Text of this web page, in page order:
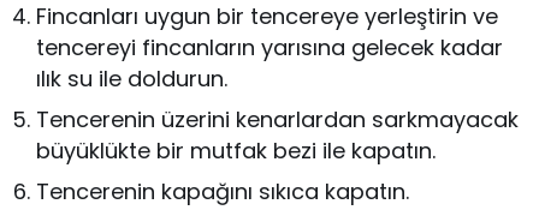
Fincanları uygun bir tencereye yerleştirin ve
tencereyi fincanların yarısına gelecek kadar
ılık su ile doldurun.
Tencerenin üzerini kenarlardan sarkmayacak
büyüklükte bir mutfak bezi ile kapatın.
Tencerenin kapağını sıkıca kapatın.